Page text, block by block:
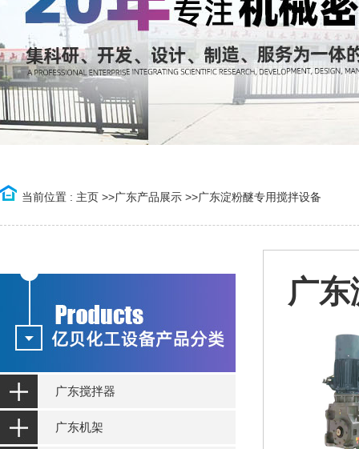
当前位置 : 主页 >>广东产品展示 >>广东淀粉醚专用搅拌设备
广东搅拌器
广东机架
广